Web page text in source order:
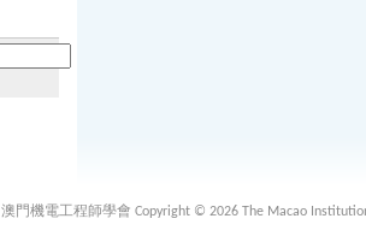
澳門機電工程師學會 Copyright © 2026 The Macao